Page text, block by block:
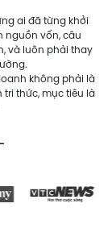
ai đã từng khởi
nguồn vốn, câu
và luôn phải thay
không phải là
thức, mục tiêu là